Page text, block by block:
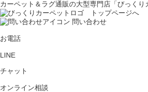
カーペット＆ラグ通販の大型専門店「びっくり
問い合わせ
お電話
LINE
チャット
オンライン相談